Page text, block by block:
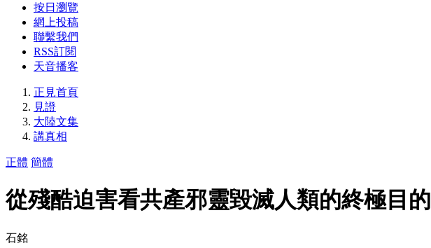
按日瀏覽
網上投稿
聯繫我們
RSS訂閱
天音播客
正見首頁
見證
大陸文集
講真相
正體 簡體
從殘酷迫害看共產邪靈毀滅人類的終極目的
石銘